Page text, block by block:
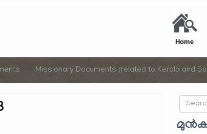
Home
Missionary Documents (related to Kerala and
for